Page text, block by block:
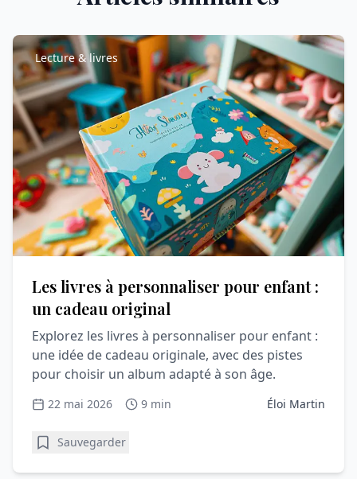
Lecture & livres
Les livres à personnaliser pour enfant :
un cadeau original
Explorez les livres à personnaliser pour enfant :
une idée de cadeau originale, avec des pistes
pour choisir un album adapté à son âge.
22 mai 2026 9 min Éloi Martin
Sauvegarder